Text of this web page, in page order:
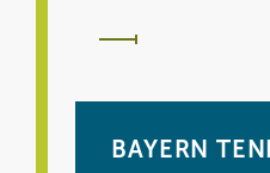
BAYERN